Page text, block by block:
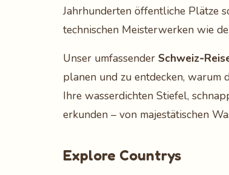
Jahrhunderten öffentliche Plätze
technischen Meisterwerken wie
Unser umfassender
planen und zu entdecken, warum
Ihre wasserdichten Stiefel,
erkunden – von majestätischen
Explore Countrys